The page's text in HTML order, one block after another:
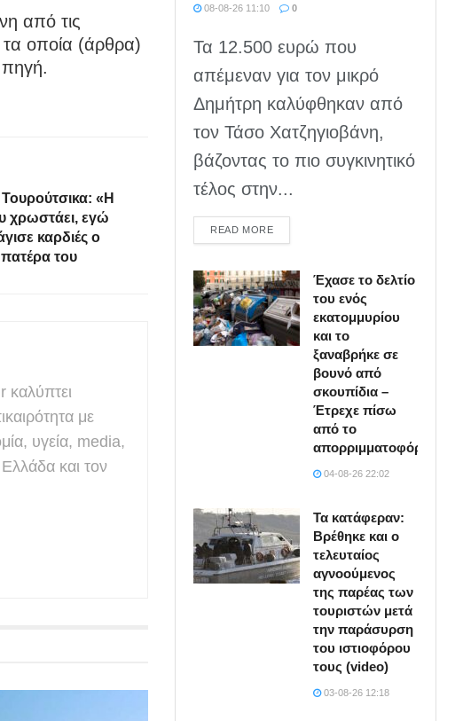
από τις
τα οποία (άρθρα)
«Η
χρωστάει, εγώ
καρδιές ο
πατέρα του
καλύπτει
με
υγεία, media,
και τον
08-08-26 11:10 0
Τα 12.500 ευρώ που
απέμεναν για τον μικρό
Δημήτρη καλύφθηκαν από
τον Τάσο Χατζηγιοβάνη,
βάζοντας το πιο συγκινητικό
τέλος στην...
READ MOREDETAILS
Έχασε το δελτίο
του ενός
εκατομμυρίου
και το
ξαναβρήκε σε
βουνό από
σκουπίδια –
Έτρεχε πίσω
από το
απορριμματοφόρο
04-08-26 22:02
Τα κατάφεραν:
Βρέθηκε και ο
τελευταίος
αγνοούμενος
της παρέας των
τουριστών μετά
την παράσυρση
του ιστιοφόρου
τους (video)
03-08-26 12:18